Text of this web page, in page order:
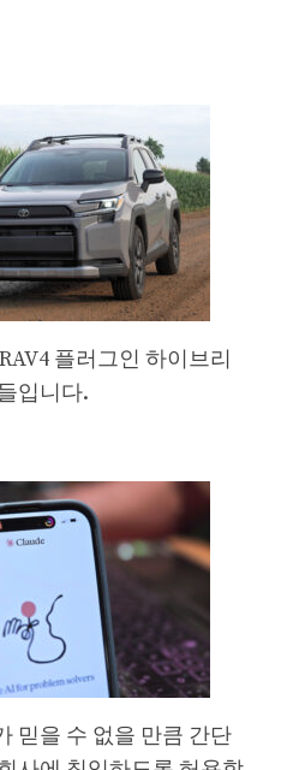
플러그인 하이브리
입니다.
믿을 수 없을 만큼 간단